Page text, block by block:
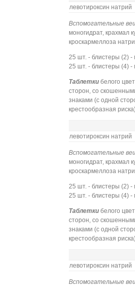
левотироксин натрий
Вспомогательные
моногидрат, крахмал
кроскармеллоза
25 шт. - блистеры (2) -
25 шт. - блистеры (4) -
Таблеткибелого
сторон, со
знаками (с одной
крестообразная
левотироксин натрий
Вспомогательные
моногидрат, крахмал
кроскармеллоза
25 шт. - блистеры (2) -
25 шт. - блистеры (4) -
Таблеткибелого
сторон, со
знаками (с одной
крестообразная
левотироксин натрий
Вспомогательные